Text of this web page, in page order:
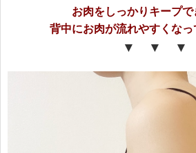
お肉をしっかりキープで
背中にお肉が流れやすくなっ
▼ ▼ ▼